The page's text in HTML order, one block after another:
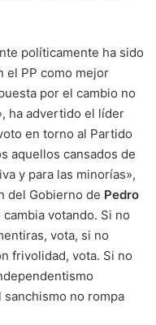
políticamente ha sido
el PP como mejor
por el cambio no
ha advertido el líder
en torno al Partido
aquellos cansados de
y para las minorías»,
del Gobierno de Pedro
votando. Si no
vota, si no
frivolidad, vota. Si no
sanchismo no rompa